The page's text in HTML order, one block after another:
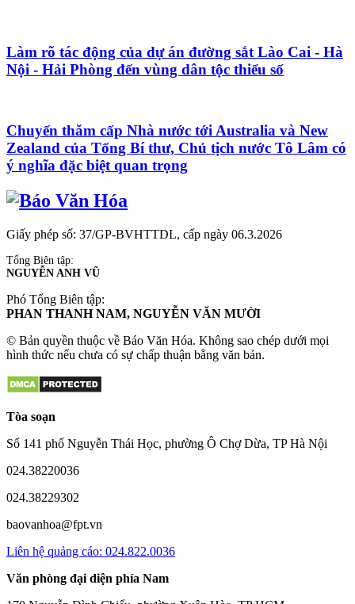
Làm rõ tác động của dự án đường sắt Lào Cai - Hà
Nội - Hải Phòng đến vùng dân tộc thiểu số
Chuyến thăm cấp Nhà nước tới Australia và New
Zealand của Tổng Bí thư, Chủ tịch nước Tô Lâm có
ý nghĩa đặc biệt quan trọng
Giấy phép số: 37/GP-BVHTTDL, cấp ngày 06.3.2026
Tổng Biên tập:
NGUYỄN ANH VŨ
Phó Tổng Biên tập:
PHAN THANH NAM, NGUYỄN VĂN MƯỜI
© Bản quyền thuộc về Báo Văn Hóa. Không sao chép dưới mọi
hình thức nếu chưa có sự chấp thuận bằng văn bản.
Tòa soạn
Số 141 phố Nguyễn Thái Học, phường Ô Chợ Dừa, TP Hà Nội
024.38220036
024.38229302
baovanhoa@fpt.vn
Liên hệ quảng cáo: 024.822.0036
Văn phòng đại diện phía Nam